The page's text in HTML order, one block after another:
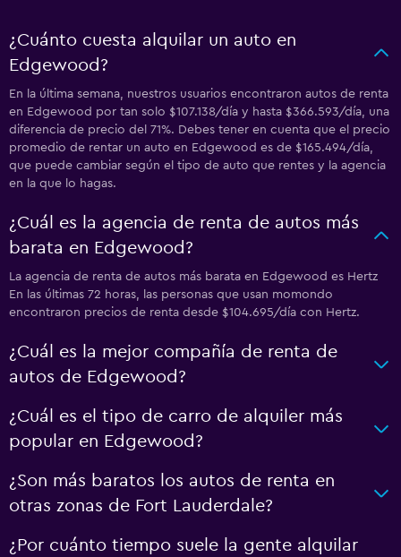
¿Cuánto cuesta alquilar un auto en
Edgewood?
En la última semana, nuestros usuarios encontraron autos de renta
en Edgewood por tan solo $107.138/día y hasta $366.593/día, una
diferencia de precio del 71%. Debes tener en cuenta que el precio
promedio de rentar un auto en Edgewood es de $165.494/día,
que puede cambiar según el tipo de auto que rentes y la agencia
en la que lo hagas.
¿Cuál es la agencia de renta de autos más
barata en Edgewood?
La agencia de renta de autos más barata en Edgewood es Hertz
En las últimas 72 horas, las personas que usan momondo
encontraron precios de renta desde $104.695/día con Hertz.
¿Cuál es la mejor compañía de renta de
autos de Edgewood?
¿Cuál es el tipo de carro de alquiler más
popular en Edgewood?
¿Son más baratos los autos de renta en
otras zonas de Fort Lauderdale?
¿Por cuánto tiempo suele la gente alquilar